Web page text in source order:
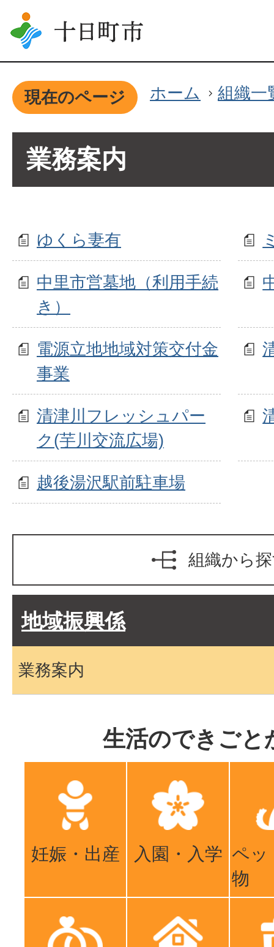
現在のページ ホーム 組織一
業務案内
ゆくら妻有
中里市営墓地（利用手続
き）
電源立地地域対策交付金
事業
清津川フレッシュパー
ク(芋川交流広場)
越後湯沢駅前駐車場
組織から
地域振興係
業務案内
生活のできごと
妊娠・出産 入園・入学 ペッ
物